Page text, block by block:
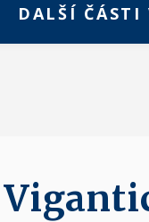
DALŠÍ ČÁSTI